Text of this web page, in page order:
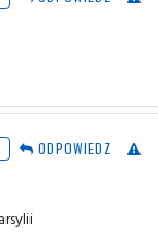
ODPOWIEDZ